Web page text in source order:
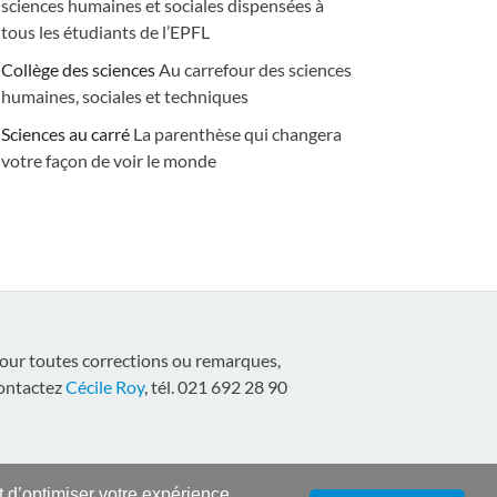
sciences humaines et sociales dispensées à
tous les étudiants de l’EPFL
Collège des sciencesAu carrefour des sciences
humaines, sociales et techniques
Sciences au carré La parenthèse qui changera
votre façon de voir le monde
toutes corrections ou remarques,
Cécile Roy, tél. 021 692 28 90